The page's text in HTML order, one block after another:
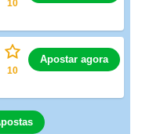
10
10
Apostar agora